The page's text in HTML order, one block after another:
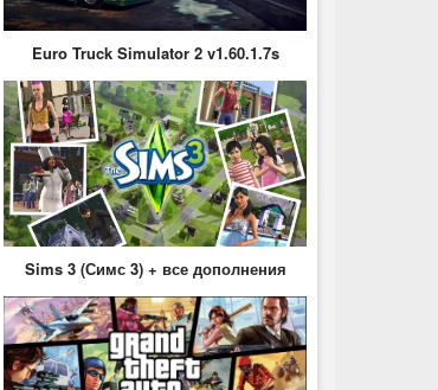
Euro Truck Simulator 2 v1.60.1.7s
Sims 3 (Симс 3) + все дополнения